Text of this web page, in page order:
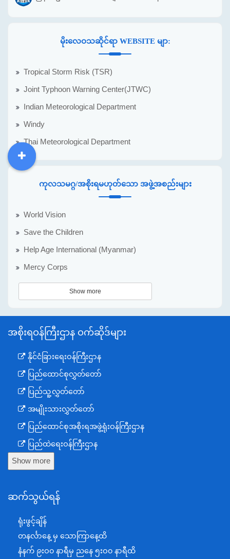
မိုးလေဝသဆိုင်ရာ WEBSITE မျာ:
Tropical Storm Risk (TSR)
Joint Typhoon Warning Center(JTWC)
Indian Meteorological Department
Windy
Thai Meteorological Department
ကုလသမဂ္ဂ/အစိုးရမဟုတ်သော အဖွဲ့အစည်းများ
World Vision
Save the Children
Help Age International (Myanmar)
Mercy Corps
Show more
အစိုးရဝန်ကြီးဌာန ဝက်ဆိုဒ်များ
နိုင်ငံခြားရေးဝန်ကြီးဌာန
ပြည်ထောင်စုလွှတ်တော်
ပြည်သူ့လွှတ်တော်
အမျိုးသားလွှတ်တော်
ပြည်ထောင်စုအစိုးရအဖွဲ့ရုံးဝန်ကြီးဌာန
ပြည်ထဲရေးဝန်ကြီးဌာန
ကာကွယ်ရေးဝန်ကြီးဌာန
စီမံကိန်း၊ဘဏ္ဍာရေးနှင့်စက်မှုဝန်ကြီးဌာန
အပြည်ပြည်ဆိုင်ရာပူးပေါင်းဆောင်ရွက်ရေးဝန်ကြီးဌာန
ပြန်ကြားရေးဝန်ကြီးဌာန
Show more
ဆက်သွယ်ရန်
ရုံးဖွင့်ချိန်
တနင်္လာနေ့ မှ သောကြာနေ့ထိ
နံနက် ၉းဝ၀ နာရီမှ ညနေ ၅းဝ၀ နာရီထိ
DDM